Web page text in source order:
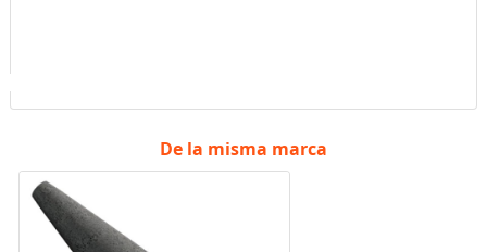
De la misma marca